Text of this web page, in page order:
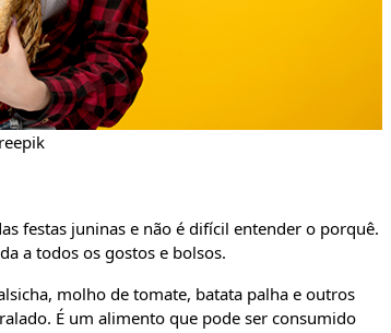
festas juninas e não é difícil entender o porquê.
a todos os gostos e bolsos.
molho de tomate, batata palha e outros
É um alimento que pode ser consumido